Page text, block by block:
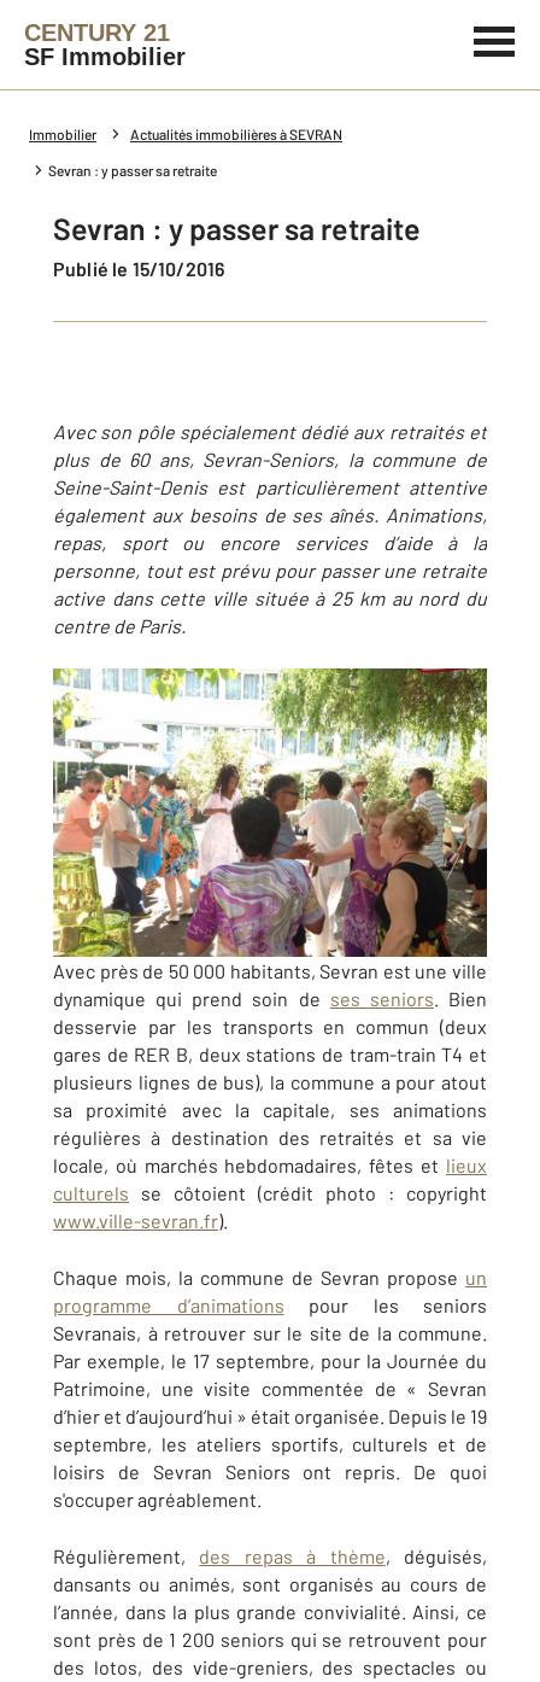
CENTURY 21
SF Immobilier
Immobilier Actualités immobilières à SEVRAN
Sevran : y passer sa retraite
Sevran : y passer sa retraite
Publié le 15/10/2016
Avec son pôle spécialement dédié aux retraités et
plus de 60 ans, Sevran-Seniors, la commune de
Seine-Saint-Denis est particulièrement attentive
également aux besoins de ses aînés. Animations,
repas, sport ou encore services d’aide à la
personne, tout est prévu pour passer une retraite
active dans cette ville située à 25 km au nord du
centre de Paris.
Avec près de 50 000 habitants, Sevran est une ville
dynamique qui prend soin de ses seniors. Bien
desservie par les transports en commun (deux
gares de RER B, deux stations de tram-train T4 et
plusieurs lignes de bus), la commune a pour atout
sa proximité avec la capitale, ses animations
régulières à destination des retraités et sa vie
locale, où marchés hebdomadaires, fêtes et lieux
culturels se côtoient (crédit photo : copyright
www.ville-sevran.fr).
Chaque mois, la commune de Sevran propose un
programme d’animations pour les seniors
Sevranais, à retrouver sur le site de la commune.
Par exemple, le 17 septembre, pour la Journée du
Patrimoine, une visite commentée de « Sevran
d’hier et d’aujourd’hui » était organisée. Depuis le 19
septembre, les ateliers sportifs, culturels et de
loisirs de Sevran Seniors ont repris. De quoi
s'occuper agréablement.
Régulièrement, des repas à thème, déguisés,
dansants ou animés, sont organisés au cours de
l’année, dans la plus grande convivialité. Ainsi, ce
sont près de 1 200 seniors qui se retrouvent pour
des lotos, des vide-greniers, des spectacles ou